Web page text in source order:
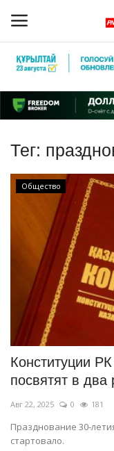
Главная
Обратная связь
ПАВЛОДАРСКАЯ
КАЗАХСТАН
СПЕЦПРОЕКТЫ
СПОРТ
Чек-лист
РАЗВЛЕЧЕНИЯ
OFFICIAL
Тег:
Общество
Конституции
посвятят в
Авг 22, 2025 0 181
Празднование 30-
стартовало.